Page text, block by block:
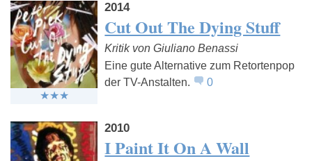
The Hu The Strokes
2014
Cut Out The Dying Stuff
Kritik von Giuliano Benassi
Eine gute Alternative zum Retortenpop
der TV-Anstalten.
0
2010
I Paint It On A Wall